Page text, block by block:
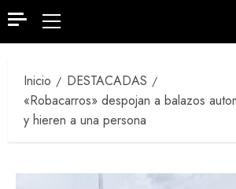
Menú
principal
Inicio
DESTACADAS
«Robacarros» despojan a balazos
y hieren a una persona